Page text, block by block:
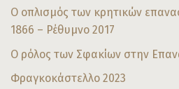
Ο οπλισμός των κρητικών
1866 – Ρέθυμνο 2017
Ο ρόλος των Σφακίων στην
Φραγκοκάστελλο 2023